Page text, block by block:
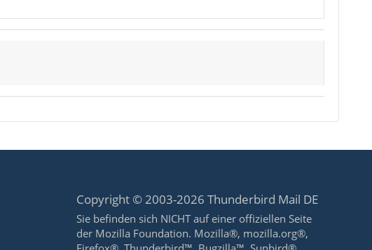
Copyright © 2003-2026 Thunderbird Mail DE
Sie befinden sich NICHT auf einer offiziellen Seite
der Mozilla Foundation. Mozilla®, mozilla.org®,